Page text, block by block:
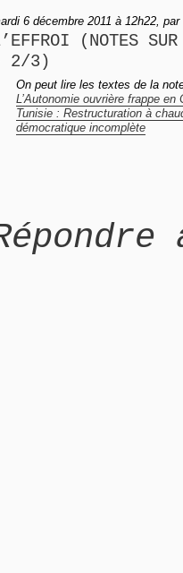
6 décembre 2011 à 12h22,
(NOTES
2/3)
On peut lire les textes de la
L’Autonomie ouvrière frappe en
Tunisie : Restructuration à
démocratique incomplète